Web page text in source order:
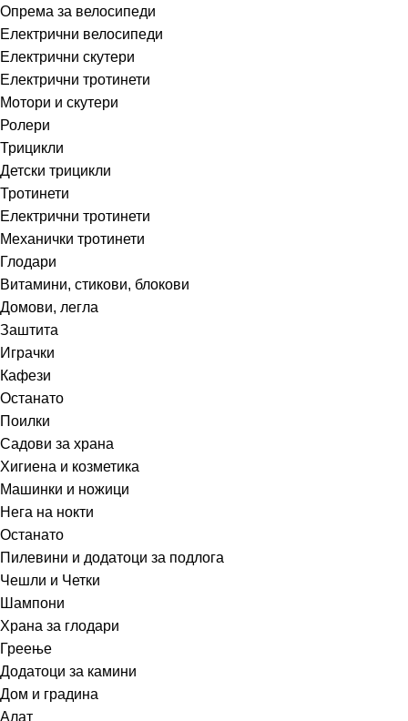
Опрема за велосипеди
Електрични велосипеди
Електрични скутери
Електрични тротинети
Мотори и скутери
Ролери
Трицикли
Детски трицикли
Тротинети
Електрични тротинети
Механички тротинети
Глодари
Витамини, стикови, блокови
Домови, легла
Заштита
Играчки
Кафези
Останато
Поилки
Садови за храна
Хигиена и козметика
Машинки и ножици
Нега на нокти
Останато
Пилевини и додатоци за подлога
Чешли и Четки
Шампони
Храна за глодари
Греење
Додатоци за камини
Дом и градина
Алат